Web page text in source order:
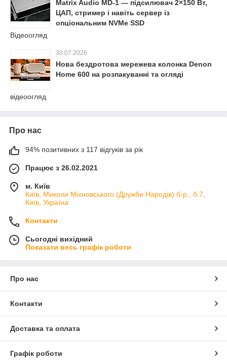
Matrix Audio MD-1 — підсилювач 2×150 Вт,
ЦАП, стример і навіть сервер із
опціональним NVMe SSD
Відеоогляд
30.07.2026
Нова бездротова мережева колонка Denon
Home 600 на розпакуванні та огляді
відеоогляд
Про нас
94% позитивних з 117 відгуків за рік
Працює з 26.02.2021
м. Київ
Київ, Миколи Міхновського (Дружби Народів) б-р., б.7,
Київ, Україна
Контакти
Сьогодні вихідний
Показати весь графік роботи
Про нас
Контакти
Доставка та оплата
Графік роботи